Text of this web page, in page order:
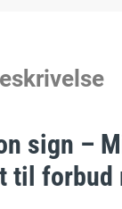
sign –
til forbud